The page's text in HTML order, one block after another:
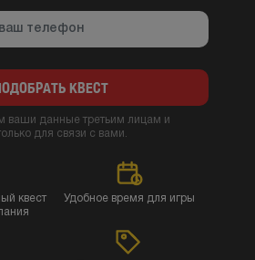
КВЕСТ
ваши данные третьим лицам и
для связи с вами.
квест
Удобное время для игры